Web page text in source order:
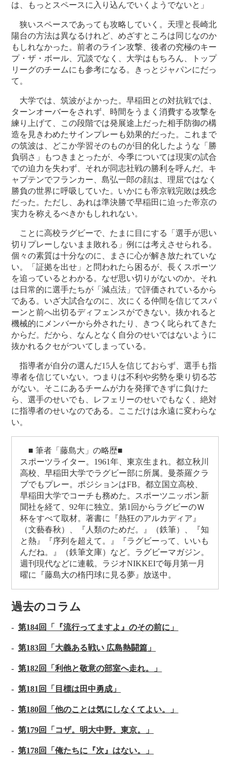
は、もっとスペースに入り込んでいくようでないと」
狭いスペースであっても攻略していく。天理と長崎北
陽台の方法は異なるけれど、めざすところは同じなのか
もしれなかった。前者のライン攻撃、後者の究極のキー
プ・ザ・ボール、冗談でなく、大学はもちろん、トップ
リーグのチームにも参考になる。きっとジャパンにだっ
て。
大学では、筑波がよかった。早稲田との対抗戦では、
ターンオーバーをされず、時間をうまく消費する攻撃を
練り上げて、この段階では発展途上だった相手防御の構
造を見きわめたサインプレーも効果的だった。これまで
の筑波は、どこか学習そのものが目的化したような「勝
負弱さ」もつきまとったが、今季については現実の試合
での迫力を失わず、それが同志社戦の勝利を呼んだ。キ
ャプテンでフランカー、島弘一郎の顔は、理屈ではなく
勝負の世界に呼吸していた。いかにも帝京戦完敗は残念
だった。ただし、あれは準決勝で早稲田に迫った帝京の
実力を称えるべきかもしれれない。
ことに高校ラグビーで、たまに目にする「選手が思い
切りプレーしないまま敗れる」例には考えさせられる。
個々の素質は十分なのに、まさに心が解き放たれていな
い。「証拠を出せ」と問われたら困るが、長くスポーツ
を追っているとわかる。なぜ思い切りがないのか。それ
は日常的に選手たちが「減点法」で評価されているから
である。いざ大試合なのに、次にくる仲間を信じてスパ
ーンと前へ出切るディフェンスができない。抜かれると
機械的にメンバーから外されたり、きつく叱られてきた
からだ。だから、なんとなく自分のせいではないように
抜かれるクセがついてしまっている。
指導者が自分の選んだ15人を信じておらず、選手も指
導者を信じていない。つまりは不利や劣勢を乗り切る芯
がない。そこにあるチームが力を発揮できずに負けた
ら、選手のせいでも、レフェリーのせいでもなく、絶対
に指導者のせいなのである。ここだけは永遠に変わらな
い。
■ 筆者「藤島大」の略歴■
スポーツライター。1961年、東京生まれ。都立秋川
高校、早稲田大学でラグビー部に所属。曼荼羅クラ
ブでもプレー。ポジションはFB。都立国立高校、
早稲田大学でコーチも務めた。スポーツニッポン新
聞社を経て、92年に独立。第1回からラグビーのＷ
杯をすべて取材。著書に『熱狂のアルカディア』
（文藝春秋）、『人類のためだ。』（鉄筆）、『知
と熱』『序列を超えて。』『ラグビーって、いいも
んだね。』（鉄筆文庫）など。ラグビーマガジン。
週刊現代などに連載。ラジオNIKKEIで毎月第一月
曜に『藤島大の楕円球に見る夢』放送中。
過去のコラム
第184回「『流行ってますよ』のその前に」
第183回「大義ある戦い 広島熱闘篇」
第182回「利他と敬意の部室へ走れ。」
第181回「目標は田中勇成」
第180回「他のことは気にしなくてよい。」
第179回「コザ。明大中野。東京。」
第178回「俺たちに『次』はない。」